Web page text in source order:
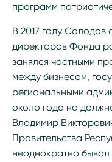
программ
В 2017 году Солодов
директоров Фонда
занялся частными
между бизнесом,
региональными
около года на
Владимир
Правительства
неоднократно